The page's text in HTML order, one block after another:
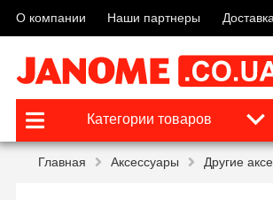
О компании Наши партнеры
Категории товаров
Главная Аксессуары Другие